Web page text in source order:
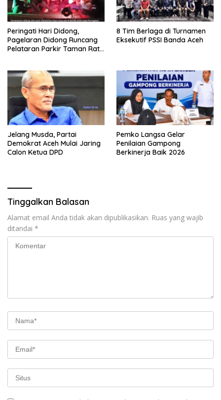
Peringati Hari Didong,
Pagelaran Didong Runcang
Pelataran Parkir Taman Ratu
8 Tim Berlaga di Turnamen
Eksekutif PSSI Banda Aceh
Jelang Musda, Partai
Demokrat Aceh Mulai Jaring
Calon Ketua DPD
Pemko Langsa Gelar
Penilaian Gampong
Berkinerja Baik 2026
Tinggalkan Balasan
Alamat email Anda tidak akan dipublikasikan. Ruas yang wajib
ditandai *